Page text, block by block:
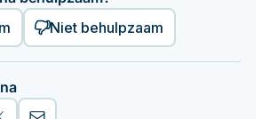
Niet behulpzaam